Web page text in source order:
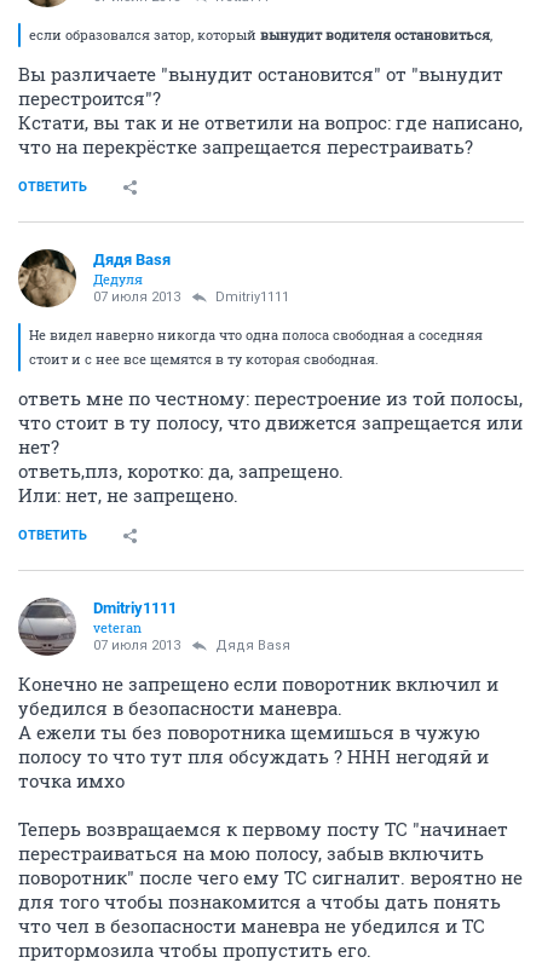
если образовался затор, который вынудит водителя остановиться,
Вы различаете "вынудит остановится" от "вынудит
перестроится"?
Кстати, вы так и не ответили на вопрос: где написано,
что на перекрёстке запрещается перестраивать?
ОТВЕТИТЬ
Дядя Ваsя
Дедуля
07 июля 2013 Dmitriy1111
Не видел наверно никогда что одна полоса свободная а соседняя
стоит и с нее все щемятся в ту которая свободная.
ответь мне по честному: перестроение из той полосы,
что стоит в ту полосу, что движется запрещается или
нет?
ответь,плз, коротко: да, запрещено.
Или: нет, не запрещено.
ОТВЕТИТЬ
Dmitriy1111
veteran
07 июля 2013 Дядя Ваsя
Конечно не запрещено если поворотник включил и
убедился в безопасности маневра.
А ежели ты без поворотника щемишься в чужую
полосу то что тут пля обсуждать ? ННН негодяй и
точка имхо
Теперь возвращаемся к первому посту ТС "начинает
перестраиваться на мою полосу, забыв включить
поворотник" после чего ему ТС сигналит. вероятно не
для того чтобы познакомится а чтобы дать понять
что чел в безопасности маневра не убедился и ТС
притормозила чтобы пропустить его.